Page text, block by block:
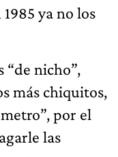
ya no los
“de nicho”,
más chiquitos,
por el
las